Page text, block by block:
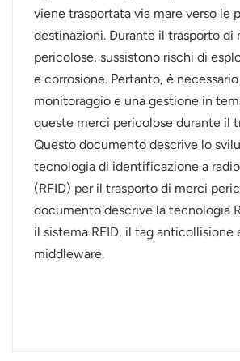
viene trasportata via mare verso le
destinazioni. Durante il trasporto di
pericolose, sussistono rischi di
e corrosione. Pertanto, è
monitoraggio e una gestione in
queste merci pericolose durante il
Questo documento descrive lo
tecnologia di identificazione a
(RFID) per il trasporto di merci
documento descrive la tecnologia
il sistema RFID, il tag anticollisione
middleware.